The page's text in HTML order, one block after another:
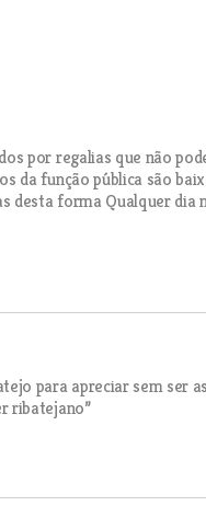
por regalias que não
da função pública são
desta forma Qualquer dia
para apreciar sem ser
ribatejano”